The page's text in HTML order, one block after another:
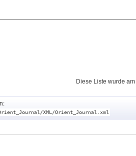
Diese Liste wurde am
XML/Orient_Journal.xml